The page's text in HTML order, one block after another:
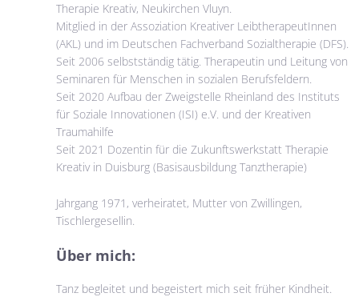
Therapie Kreativ, Neukirchen Vluyn.
Mitglied in der Assoziation Kreativer LeibtherapeutInnen
(AKL) und im Deutschen Fachverband Sozialtherapie (DFS).
Seit 2006 selbstständig tätig. Therapeutin und Leitung von
Seminaren für Menschen in sozialen Berufsfeldern.
Seit 2020 Aufbau der Zweigstelle Rheinland des Instituts
für Soziale Innovationen (ISI) e.V. und der Kreativen
Traumahilfe
Seit 2021 Dozentin für die Zukunftswerkstatt Therapie
Kreativ in Duisburg (Basisausbildung Tanztherapie)
Jahrgang 1971, verheiratet, Mutter von Zwillingen,
Tischlergesellin.
Über mich:
Tanz begleitet und begeistert mich seit früher Kindheit.